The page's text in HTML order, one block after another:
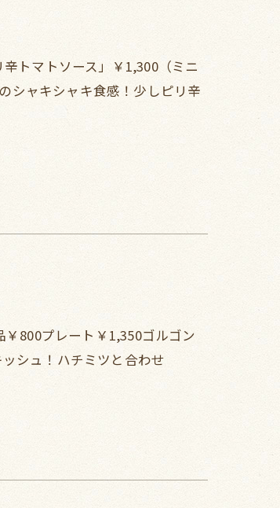
トマトソース」￥1,300（ミニ
シャキシャキ食感！少しピリ辛
800プレート￥1,350ゴルゴン
シュ！ハチミツと合わせ